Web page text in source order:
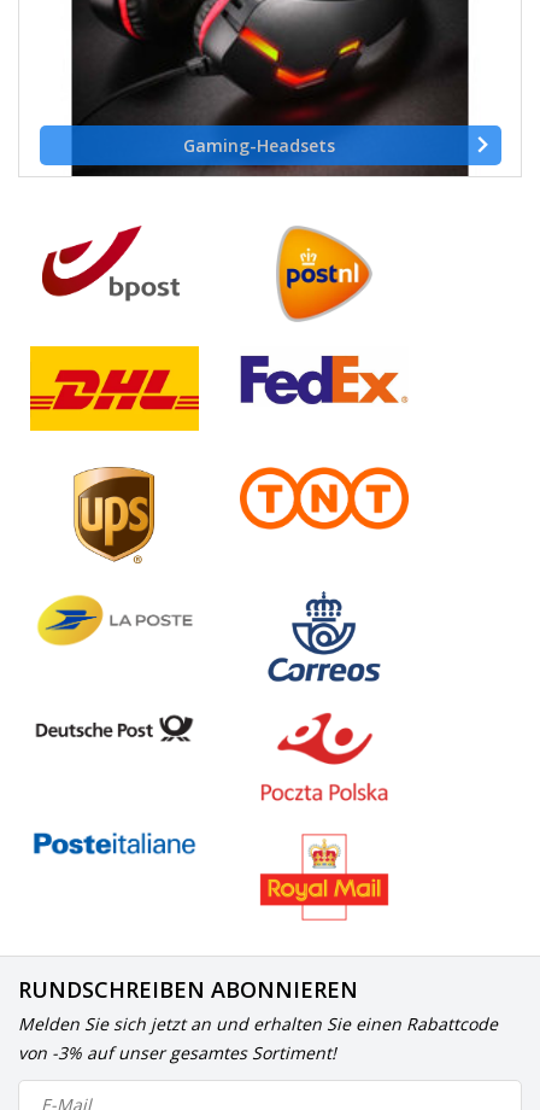
Gaming-Headsets
RUNDSCHREIBEN ABONNIEREN
Melden Sie sich jetzt an und erhalten Sie einen Rabattcode
von -3% auf unser gesamtes Sortiment!